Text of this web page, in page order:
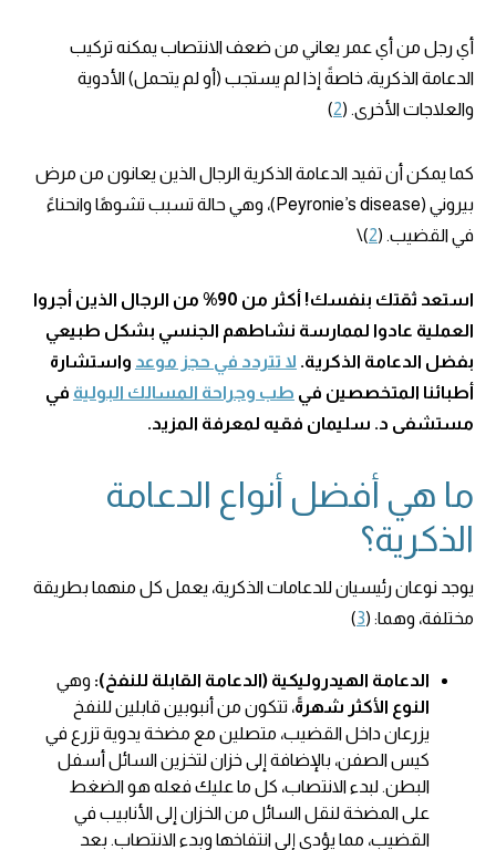
أي رجل من أي عمر يعاني من ضعف الانتصاب يمكنه تركيب
الدعامة الذكرية، خاصةً إذا لم يستجب (أو لم يتحمل) الأدوية
والعلاجات الأخرى. (2
)
كما يمكن أن تفيد الدعامة الذكرية الرجال الذين يعانون من مرض
بيروني (Peyronie’s disease)، وهي حالة تسبب تشوهًا وانحناءً
في القضيب. (2
)\
استعد ثقتك بنفسك! أكثر من 90% من الرجال الذين أجروا
العملية عادوا لممارسة نشاطهم الجنسي بشكل طبيعي
بفضل الدعامة الذكرية. لا تتردد في حجز موعد واستشارة
أطبائنا المتخصصين في طب وجراحة المسالك البولية في
مستشفى د. سليمان فقيه لمعرفة المزيد.
ما هي أفضل أنواع الدعامة
الذكرية؟
يوجد نوعان رئيسيان للدعامات الذكرية، يعمل كل منهما بطريقة
مختلفة، وهما: (3
)
الدعامة الهيدروليكية (الدعامة القابلة للنفخ): وهي
النوع الأكثر شهرةً، تتكون من أنبوبين قابلين للنفخ
يزرعان داخل القضيب، متصلين مع مضخة يدوية تزرع في
كيس الصفن، بالإضافة إلى خزان لتخزين السائل أسفل
البطن. لبدء الانتصاب، كل ما عليك فعله هو الضغط
على المضخة لنقل السائل من الخزان إلى الأنابيب في
القضيب، مما يؤدي إلى انتفاخها وبدء الانتصاب. بعد